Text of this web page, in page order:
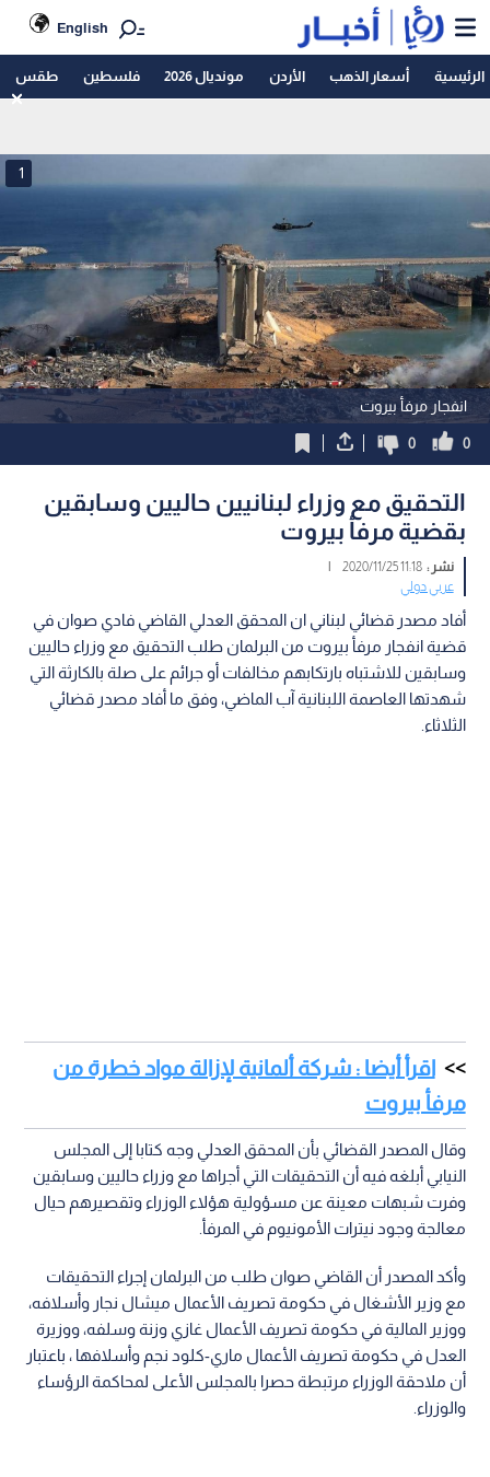
English
الرئيسية أسعار الذهب الأردن مونديال 2026 فلسطين طقس
انفجار مرفأ بيروت
1
0
0
التحقيق مع وزراء لبنانيين حاليين وسابقين
بقضية مرفأ بيروت
نشر :11:18 2020/11/25
|
عربي دولي
أفاد مصدر قضائي لبناني ان المحقق العدلي القاضي فادي صوان في
قضية انفجار مرفأ بيروت من البرلمان طلب التحقيق مع وزراء حاليين
وسابقين للاشتباه بارتكابهم مخالفات أو جرائم على صلة بالكارثة التي
شهدتها العاصمة اللبنانية آب الماضي، وفق ما أفاد مصدر قضائي
الثلاثاء.
اقرأ أيضا : شركة ألمانية لإزالة مواد خطرة من
مرفأ بيروت
وقال المصدر القضائي بأن المحقق العدلي وجه كتابا إلى المجلس
النيابي أبلغه فيه أن التحقيقات التي أجراها مع وزراء حاليين وسابقين
وفرت شبهات معينة عن مسؤولية هؤلاء الوزراء وتقصيرهم حيال
معالجة وجود نيترات الأمونيوم في المرفأ.
وأكد المصدر أن القاضي صوان طلب من البرلمان إجراء التحقيقات
مع وزير الأشغال في حكومة تصريف الأعمال ميشال نجار وأسلافه،
ووزير المالية في حكومة تصريف الأعمال غازي وزنة وسلفه، ووزيرة
العدل في حكومة تصريف الأعمال ماري-كلود نجم وأسلافها ، باعتبار
أن ملاحقة الوزراء مرتبطة حصرا بالمجلس الأعلى لمحاكمة الرؤساء
والوزراء.